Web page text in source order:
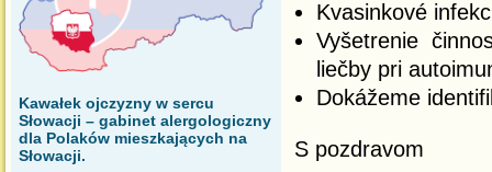
Kawałek ojczyzny w sercu
Słowacji – gabinet alergologiczny
dla Polaków mieszkających na
Słowacji.
Kvasinkové
Vyšetrenie
liečby pri
Dokážeme
S pozdravom